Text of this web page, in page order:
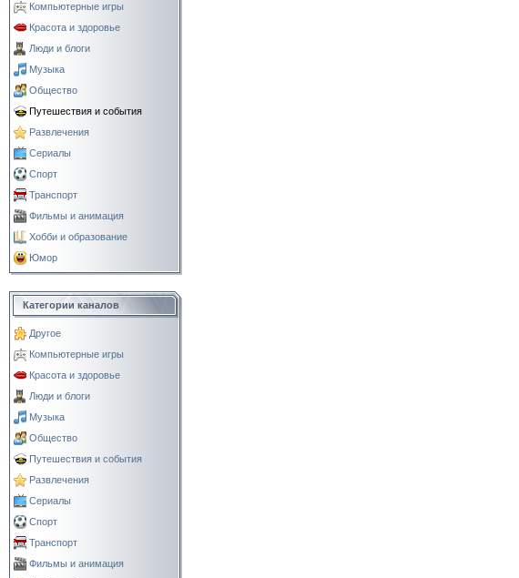
Компьютерные игры
Красота и здоровье
Люди и блоги
Музыка
Общество
Путешествия и события
Развлечения
Сериалы
Спорт
Транспорт
Фильмы и анимация
Хобби и образование
Юмор
Категории каналов
Другое
Компьютерные игры
Красота и здоровье
Люди и блоги
Музыка
Общество
Путешествия и события
Развлечения
Сериалы
Спорт
Транспорт
Фильмы и анимация